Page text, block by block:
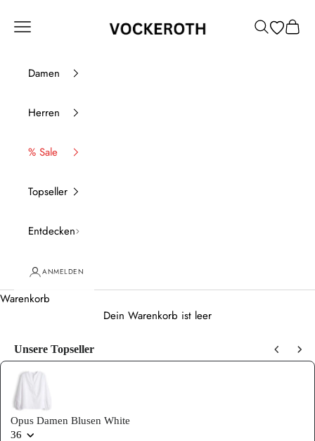
Vockeroth Onlineshop
Menü Suchen
Damen
Herren
% Sale
Topseller
Entdecken
ANMELDEN
Warenkorb
Dein Warenkorb ist leer
Unsere Topseller
Use the Previous and Next buttons to navigate through product
Opus Damen Blusen White
36